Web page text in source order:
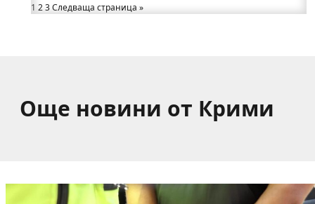
Родов оброк събра поколения под старата круша
1 23Следваща страница »
Още новини от Крими